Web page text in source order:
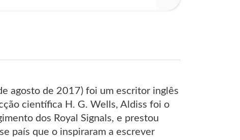
agosto de 2017) foi um escritor inglês
científica H. G. Wells, Aldiss foi o
dos Royal Signals, e prestou
país que o inspiraram a escrever